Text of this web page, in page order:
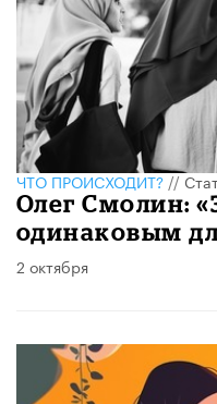
ЧТО ПРОИСХОДИТ?//
Олег Смолин:
одинаковым
2 октября